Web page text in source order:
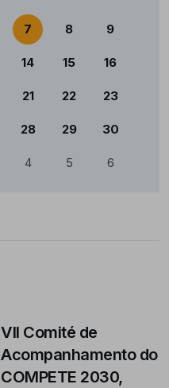
7 8 9
14 15 16
21 22 23
28 29 30
4 5 6
VII Comité de
Acompanhamento do
COMPETE 2030,